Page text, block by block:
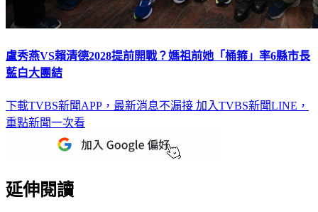
盧秀燕VS賴清德2028提前開戰？媽祖前她「桶箍」率6縣市長
藍白大團結
下載TVBS新聞APP，最新消息不漏接 加入TVBS新聞LINE，
重點新聞一次看
延伸閱讀